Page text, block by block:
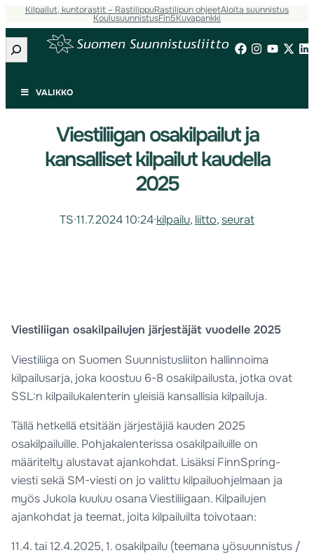
Kilpailut, kuntorastit – RastilippuRastilipun ohjeetAloita suunnistus
KoulusuunnistusFin5Kuvapankki
Etsi
VALIKKO
Viestiliigan osakilpailut ja
kansalliset kilpailut kaudella
2025
TS·11.7.2024 10:24·kilpailu, liitto, seurat
Viestiliigan osakilpailujen järjestäjät vuodelle 2025
Viestiliiga on Suomen Suunnistusliiton hallinnoima
kilpailusarja, joka koostuu 6-8 osakilpailusta, jotka ovat
SSL:n kilpailukalenterin yleisiä kansallisia kilpailuja.
Tällä hetkellä etsitään järjestäjiä kauden 2025
osakilpailuille. Pohjakalenterissa osakilpailuille on
määritelty alustavat ajankohdat. Lisäksi FinnSpring-
viesti sekä SM-viesti on jo valittu kilpailuohjelmaan ja
myös Jukola kuuluu osana Viestiliigaan. Kilpailujen
ajankohdat ja teemat, joita kilpailuilta toivotaan:
11.4. tai 12.4.2025, 1. osakilpailu (teemana yösuunnistus /